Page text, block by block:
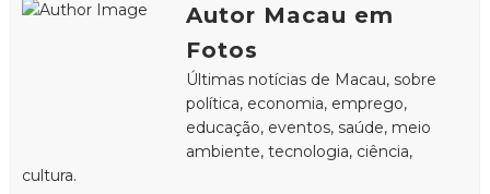
Autor Macau em
Fotos
Últimas notícias de Macau, sobre
política, economia, emprego,
educação, eventos, saúde, meio
ambiente, tecnologia, ciência,
cultura.